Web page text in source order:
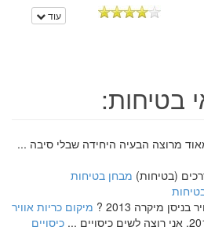
עוד
בטיחות:
(בטיחות) מבחן בטיחות
מיקום כריות אוויר
כיסויים